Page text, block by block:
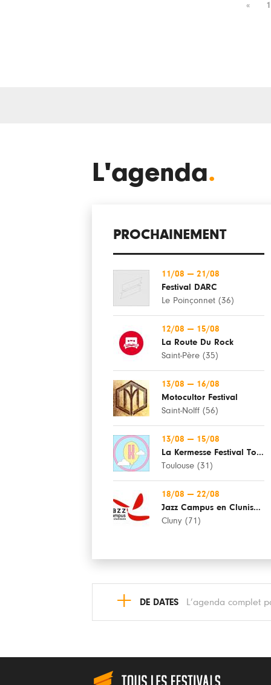
« 1
L'agenda.
PROCHAINEMENT
11/08 — 21/08
Festival DARC
Le Poinçonnet (36)
12/08 — 15/08
La Route Du Rock
Saint-Père (35)
13/08 — 16/08
Motocultor Festival
Saint-Nolff (56)
13/08 — 15/08
La Kermesse Festival Toulouse
Toulouse (31)
18/08 — 22/08
Jazz Campus en Clunisois
Cluny (71)
+ DE DATES L’agenda complet